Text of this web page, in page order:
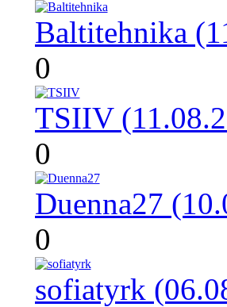
Baltitehnika
0
TSIIV
0
Duenna27
0
sofiatyrk